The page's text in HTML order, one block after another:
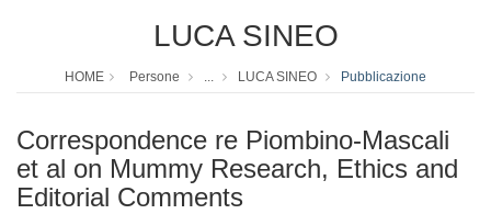
LUCA SINEO
HOME Persone ... LUCA SINEO Pubblicazione
Correspondence re Piombino-Mascali
et al on Mummy Research, Ethics and
Editorial Comments